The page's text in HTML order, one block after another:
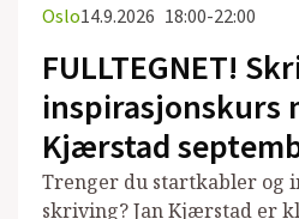
Oslo14.9.2026 18:00-22:00
FULLTEGNET!
inspirasjonskurs
Kjærstad
Trenger du startkabler og
skriving? Jan Kjærstad er